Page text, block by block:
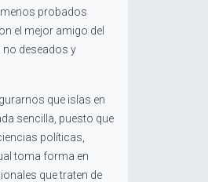
probados
el mejor amigo del
no deseados y
que islas en
sencilla, puesto que
políticas,
toma forma en
que traten de